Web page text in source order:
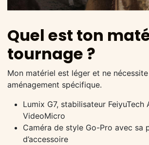
Quel est ton
tournage ?
Mon matériel est léger et ne
aménagement spécifique.
Lumix G7, stabilisateur FeiyuTech
VideoMicro
Caméra de style Go-Pro avec sa
d’accessoire